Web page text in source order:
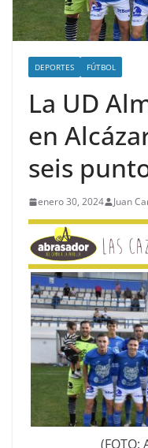
DEPORTES FÚTBOL
La UD
en
seis
enero 30, 2024 Juan
(FOTO: